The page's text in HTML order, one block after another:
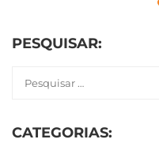
PESQUISAR:
CATEGORIAS: